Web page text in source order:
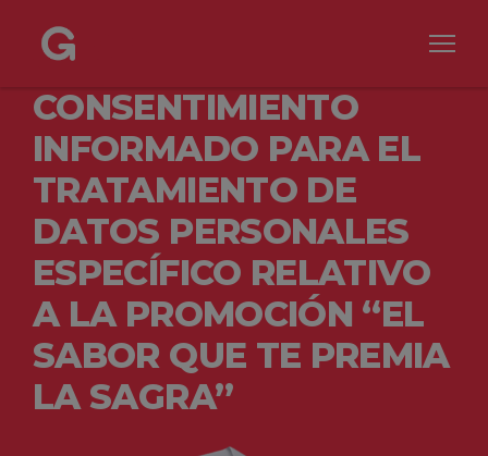
CONSENTIMIENTO
INFORMADO PARA EL
TRATAMIENTO DE
DATOS PERSONALES
ESPECÍFICO RELATIVO
A LA PROMOCIÓN “EL
SABOR QUE TE PREMIA
LA SAGRA”